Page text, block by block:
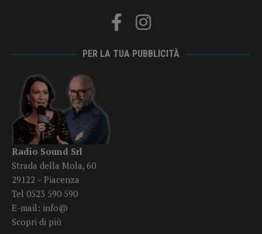
PER LA TUA PUBBLICITÀ
Radio Sound Srl
Strada della Mola, 60
29122 – Piacenza
Tel 0523 590 590
E-mail: info@
Scopri di più